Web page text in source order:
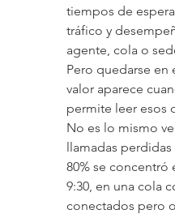
tiempos de
tráfico y
agente, cola o
Pero quedarse en
valor aparece
permite leer esos
No es lo mismo
llamadas
80% se concentró
9:30, en una cola
conectados pero